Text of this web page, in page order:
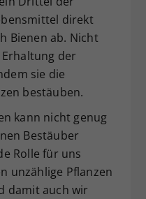
direkt
Bienen ab. Nicht
der
sie die
bestäuben.
kann nicht genug
Bestäuber
Rolle für uns
unzählige Pflanzen
damit auch wir